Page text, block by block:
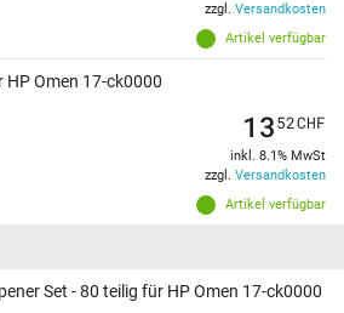
Artikel verfügbar
zzgl. Versandkosten
HP Omen 17-ck0000
Artikel verfügbar
1352CHF
inkl. 8.1% MwSt
zzgl. Versandkosten
Set - 80 teilig für HP Omen 17-ck0000